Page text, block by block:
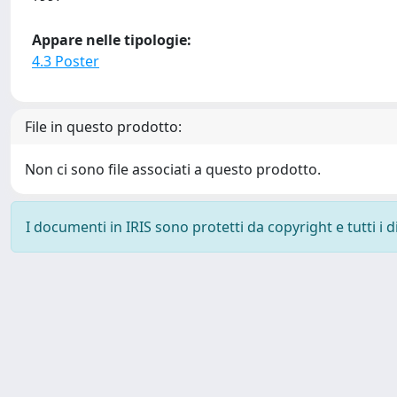
Appare nelle tipologie:
4.3 Poster
File in questo prodotto:
Non ci sono file associati a questo prodotto.
I documenti in IRIS sono protetti da copyright e tutti i